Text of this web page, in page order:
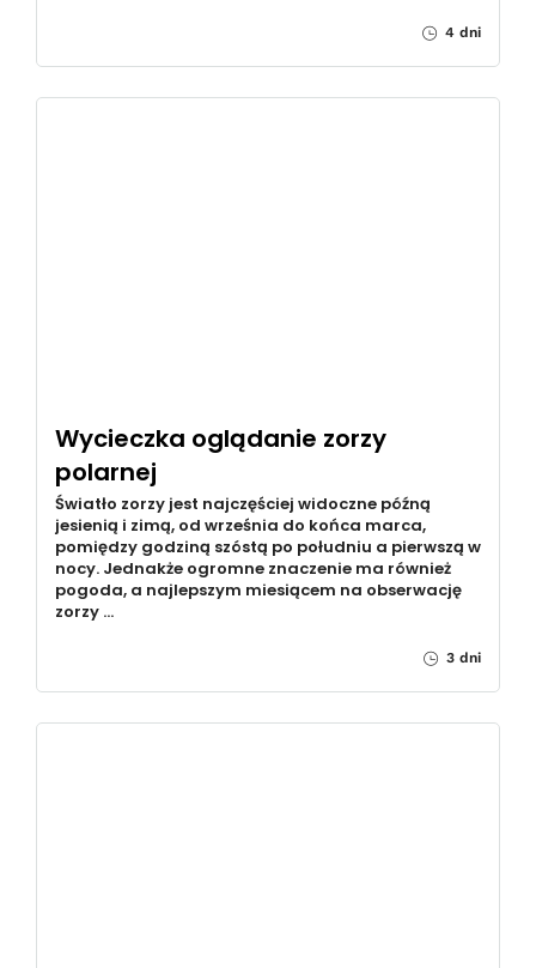
4 dni
Wycieczka oglądanie zorzy
polarnej
Światło zorzy jest najczęściej widoczne późną
jesienią i zimą, od września do końca marca,
pomiędzy godziną szóstą po południu a pierwszą w
nocy. Jednakże ogromne znaczenie ma również
pogoda, a najlepszym miesiącem na obserwację
zorzy …
3 dni